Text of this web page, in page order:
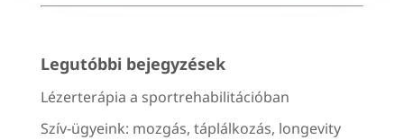
Legutóbbi bejegyzések
Lézerterápia a sportrehabilitációban
Szív-ügyeink: mozgás, táplálkozás, longevity